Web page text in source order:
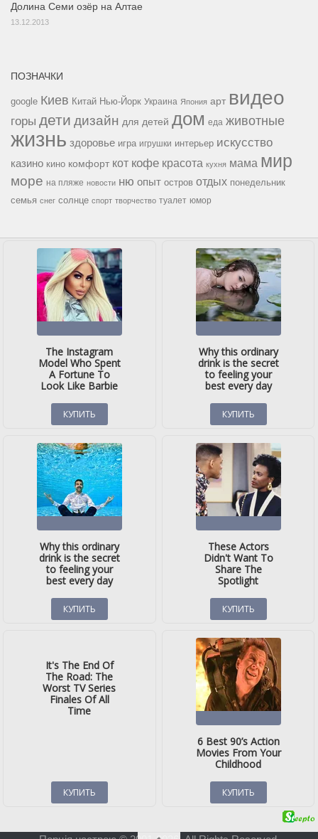
Долина Семи озёр на Алтае
13.12.2013
ПОЗНАЧКИ
google Киев Китай Нью-Йорк Украина Япония арт видео
горы дети дизайн для детей дом еда животные
жизнь здоровье игра игрушки интерьер искусство
казино кино комфорт кот кофе красота кухня мама мир
море на пляже новости ню опыт остров отдых понедельник
семья снег солнце спорт творчество туалет юмор